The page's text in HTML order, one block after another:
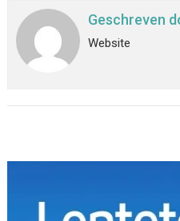
Geschreven
Website